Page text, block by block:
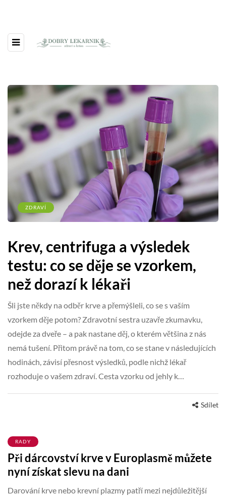
ZDRAVÍ
Krev, centrifuga a výsledek
testu: co se děje se vzorkem,
než dorazí k lékaři
Šli jste někdy na odběr krve a přemýšleli, co se s vaším
vzorkem děje potom? Zdravotní sestra uzavře zkumavku,
odejde za dveře – a pak nastane děj, o kterém většina z nás
nemá tušení. Přitom právě na tom, co se stane v následujících
hodinách, závisí přesnost výsledků, podle nichž lékař
rozhoduje o vašem zdraví. Cesta vzorku od jehly k…
Sdílet
RADY
Při dárcovství krve v Europlasmě můžete
nyní získat slevu na dani
Darování krve nebo krevní plazmy patří mezi nejdůležitější